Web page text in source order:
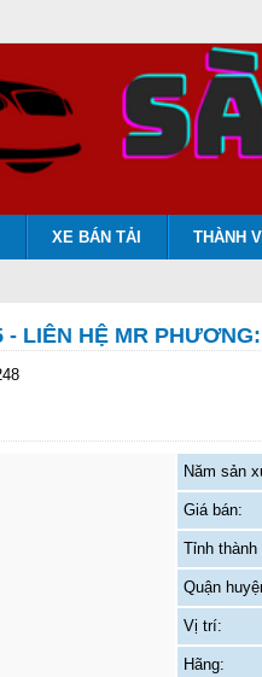
XE BÁN TẢI THÀNH
LIÊN HỆ MR
Năm sản
Giá bán:
Tỉnh thành
Quận
Vị trí:
Hãng: